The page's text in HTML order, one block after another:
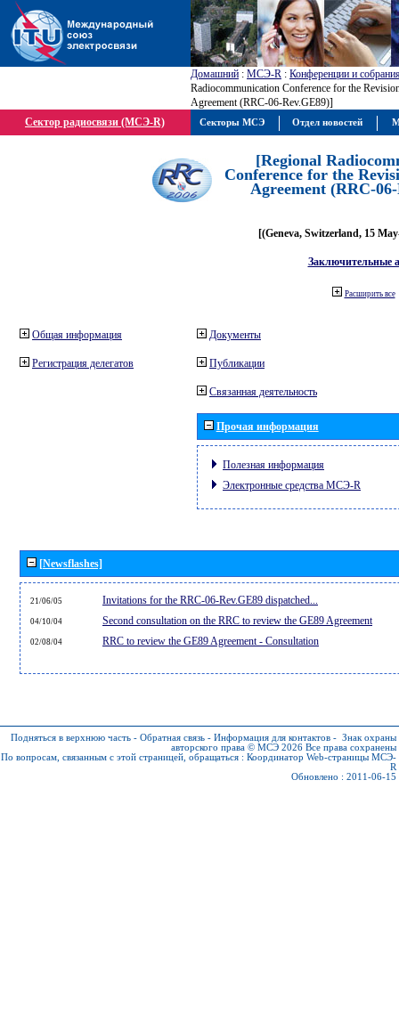
Домашний : МСЭ-R : Конференции и
Radiocommunication Conference for the
Agreement (RRC-06-Rev.GE89)]
Сектор радиосвязи (МСЭ-R)
[Regional
Conference for the
Agreement (RRC-
[(Geneva, Switzerland, 15
Заключительные
Расширить все
Общая информация
Регистрация делегатов
Документы
Публикации
Связанная деятельность
Прочая информация
Полезная информация
Электронные средства МСЭ-R
[Newsflashes]
21/06/05 Invitations for the RRC-06-Rev.GE89 dispatched...
04/10/04 Second consultation on the RRC to review the GE89 Agreement
02/08/04 RRC to review the GE89 Agreement - Consultation
Подняться в верхнюю часть - Обратная связь - Информация для контактов - Знак охраны
авторского права © МСЭ 2026 Все права сохранены
По вопросам, связанным с этой страницей, обращаться : Координатор Web-страницы МСЭ-
R
Обновлено : 2011-06-15
Секторы МСЭ Отдел новостей